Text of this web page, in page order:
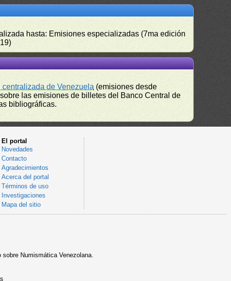
hasta: Emisiones especializadas (7ma edición
de Venezuela (emisiones desde
las emisiones de billetes del Banco Central de
bibliográficas.
El portal
Novedades
Contacto
Agradecimientos
Acerca del portal
Términos de uso
Investigaciones
Mapa del sitio
Numismática Venezolana.